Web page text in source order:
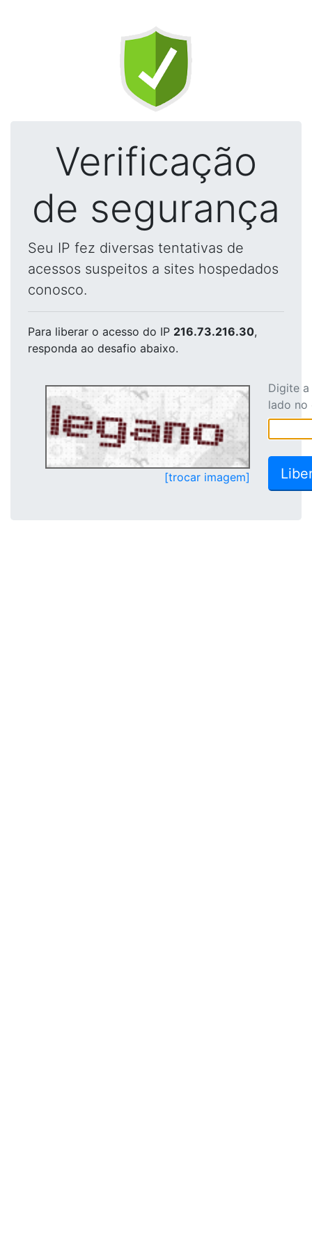
Verificação
de segurança
Seu IP fez diversas tentativas de
acessos suspeitos a sites hospedados
conosco.
Para liberar o acesso do IP 216.73.216.30,
responda ao desafio abaixo.
[trocar imagem]
Digite
lado no